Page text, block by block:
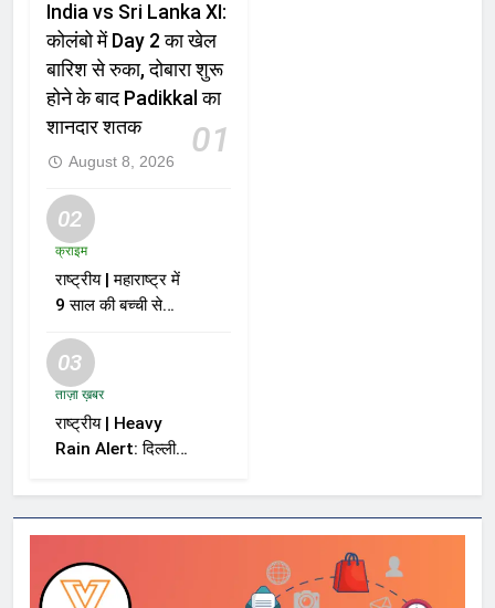
India vs Sri Lanka XI:
कोलंबो में Day 2 का खेल
बारिश से रुका, दोबारा शुरू
होने के बाद Padikkal का
शानदार शतक
01
August 8, 2026
02
क्राइम
राष्ट्रीय | महाराष्ट्र में
9 साल की बच्ची से
मामले में आरोपी को मौत
की सजा
03
ताज़ा ख़बर
राष्ट्रीय | Heavy
Rain Alert: दिल्ली-
में भारी बारिश का अलर्ट,
Kerala और Odisha